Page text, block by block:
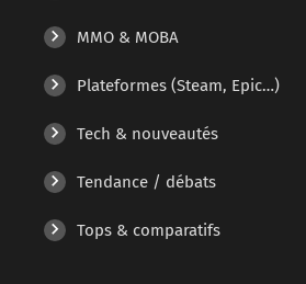
MMO & MOBA
Plateformes (Steam, Epic…)
Tech & nouveautés
Tendance / débats
Tops & comparatifs